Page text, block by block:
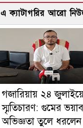
এ ক্যাটাগরির আরো
গজারিয়ায় ২৪
স্মৃতিচারণ: গুমের
অভিজ্ঞতা তুলে ধরলেন